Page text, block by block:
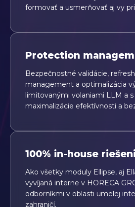
formovať a usmerňovať aj vy
Protection
Bezpečnostné validácie,
management a optimalizácia
limitovanými volaniami LLM a
maximalizácie efektívnosti a
100% in-house
Ako všetky moduly Ellipse, aj
vyvíjaná interne v HORECA
odborníkmi v oblasti umelej
zahraničí.